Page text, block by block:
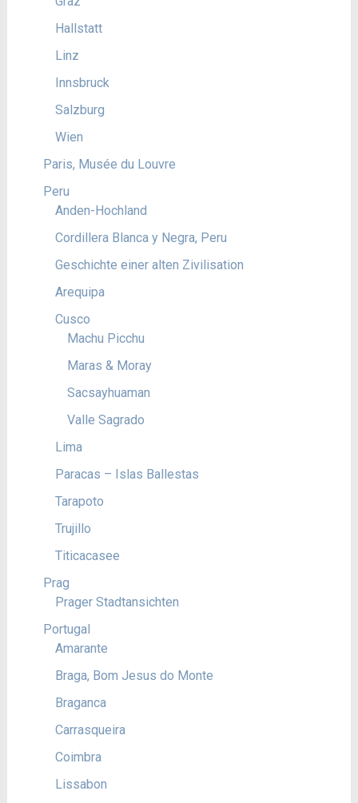
Hallstatt
Linz
Innsbruck
Salzburg
Wien
Paris, Musée du Louvre
Peru
Anden-Hochland
Cordillera Blanca y Negra, Peru
Geschichte einer alten Zivilisation
Arequipa
Cusco
Machu Picchu
Maras & Moray
Sacsayhuaman
Valle Sagrado
Lima
Paracas – Islas Ballestas
Tarapoto
Trujillo
Titicacasee
Prag
Prager Stadtansichten
Portugal
Amarante
Braga, Bom Jesus do Monte
Braganca
Carrasqueira
Coimbra
Lissabon